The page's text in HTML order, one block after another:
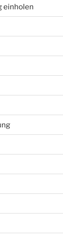
einholen